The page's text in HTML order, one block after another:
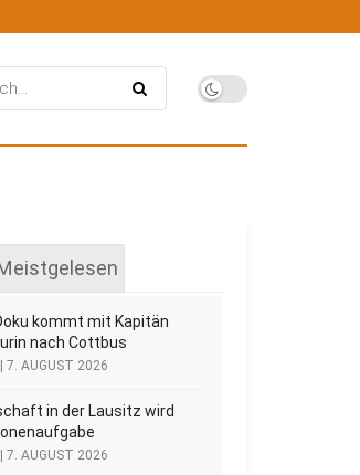
kommt mit Kapitän
nach Cottbus
7. AUGUST 2026
in der Lausitz wird
7. AUGUST 2026